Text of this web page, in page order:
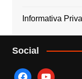
Informativa
Social
facebookyoutube